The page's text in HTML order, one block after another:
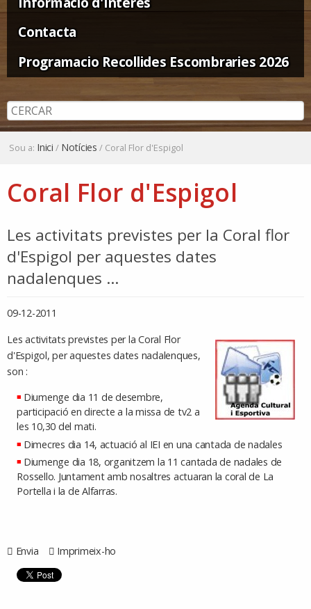
Contacta
Programacio Recollides Escombraries 2026
Sou a: Inici / Notícies / Coral Flor d'Espigol
Coral Flor d'Espigol
Les activitats previstes per la Coral flor
d'Espigol per aquestes dates
nadalenques ...
09-12-2011
Les activitats previstes per la Coral Flor
d'Espigol, per aquestes dates nadalenques,
son :
Diumenge dia 11 de desembre,
participació en directe a la missa de tv2 a
les 10,30 del mati.
Dimecres dia 14, actuació al IEI en una cantada de nadales
Diumenge dia 18, organitzem la 11 cantada de nadales de
Rossello. Juntament amb nosaltres actuaran la coral de La
Portella i la de Alfarras.
Envia Imprimeix-ho